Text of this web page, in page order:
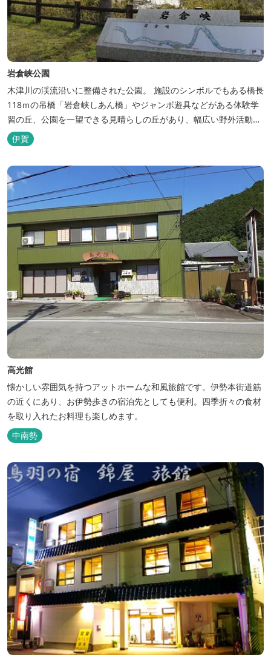
岩倉峡公園
木津川の渓流沿いに整備された公園。 施設のシンボルでもある橋長
118ｍの吊橋「岩倉峡しあん橋」やジャンボ遊具などがある体験学
習の丘、公園を一望できる見晴らしの丘があり、幅広い野外活動に
利用できるキャンプ場も併設されています。 川沿いには島ヶ原温泉
やぶっちゃに至る「川辺の道」があり、旧岩倉水力発電所跡の水路
遺構を見ることができたり、春は桜、秋は紅葉の名所として楽しめ
る憩いの場となっています。
伊賀
高光館
懐かしい雰囲気を持つアットホームな和風旅館です。伊勢本街道筋
の近くにあり、お伊勢歩きの宿泊先としても便利。四季折々の食材
を取り入れたお料理も楽しめます。
中南勢